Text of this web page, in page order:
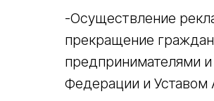
-Осуществление
прекращение
предпринимателями
Федерации и Уставом